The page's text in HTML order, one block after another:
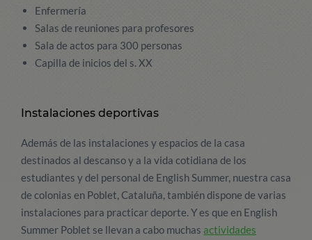
Enfermería
Salas de reuniones para profesores
Sala de actos para 300 personas
Capilla de inicios del s. XX
Instalaciones deportivas
Además de las instalaciones y espacios de la casa
destinados al descanso y a la vida cotidiana de los
estudiantes y del personal de English Summer, nuestra casa
de colonias en Poblet, Cataluña, también dispone de varias
instalaciones para practicar deporte. Y es que en English
Summer Poblet se llevan a cabo muchas actividades